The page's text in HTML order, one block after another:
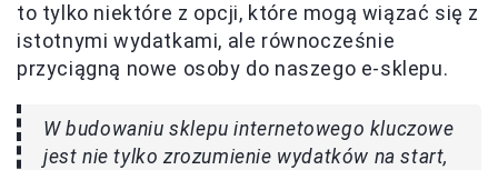
to tylko niektóre z opcji, które mogą wiązać się z
istotnymi wydatkami, ale równocześnie
przyciągną nowe osoby do naszego e-sklepu.
W budowaniu sklepu internetowego kluczowe
jest nie tylko zrozumienie wydatków na start,